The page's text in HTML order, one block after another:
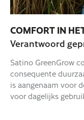
COMFORT IN
Verantwoord
Satino GreenGrow
consequente
is aangenaam voor
voor dagelijks